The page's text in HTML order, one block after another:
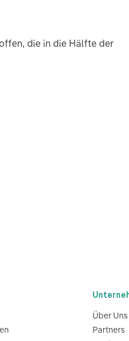
die in die Hälfte der
Über Uns
Partners